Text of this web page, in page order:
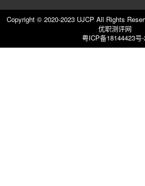
Copyright © 2020-2023 UJCP All Rights
优职测评网
粤ICP备18144423号